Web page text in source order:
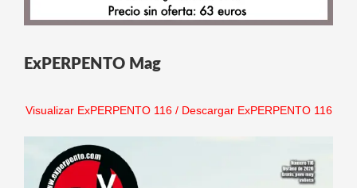
ExPERPENTO Mag
Visualizar ExPERPENTO 116/ Descargar ExPERPENTO 116